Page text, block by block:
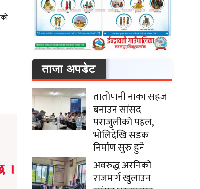
ताजा अपडेट
तातोपानी नाका सहज
बनाउन सांसद
पराजुलीको पहल,
भोलिदेखि सडक
निर्माण सुरु हुने
अवरुद्ध अरनिको
राजमार्ग खुलाउन